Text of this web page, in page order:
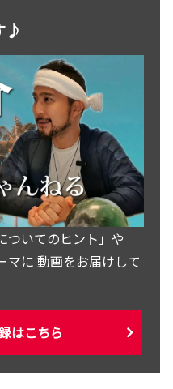
♪
ついてのヒント」や
マに 動画をお届けして
はこちら